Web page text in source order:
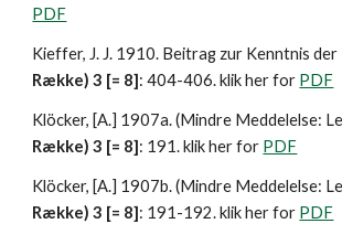
PDF
Kieffer, J. J. 1910. Beitrag zur Kenntnis der
Række) 3 [= 8]: 404-406. klik her for PDF
Klöcker, [A.] 1907a. (Mindre Meddelelse:
Række) 3 [= 8]: 191. klik her for PDF
Klöcker, [A.] 1907b. (Mindre Meddelelse:
Række) 3 [= 8]: 191-192. klik her for PDF